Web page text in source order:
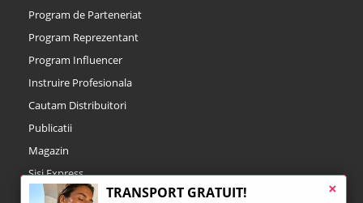
Program de Parteneriat
Program Reprezentant
Program Influencer
Instruire Profesionala
Cautam Distribuitori
Publicatii
Magazin
Sisi Express
×
TRANSPORT GRATUIT!